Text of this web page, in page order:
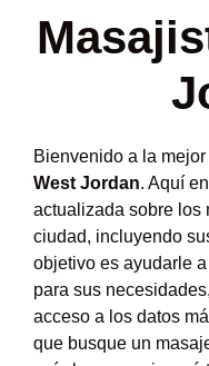
Bienvenido a la
West Jordan. Aquí
actualizada sobre los
ciudad, incluyendo
objetivo es ayudarle
para sus
acceso a los datos
que busque un